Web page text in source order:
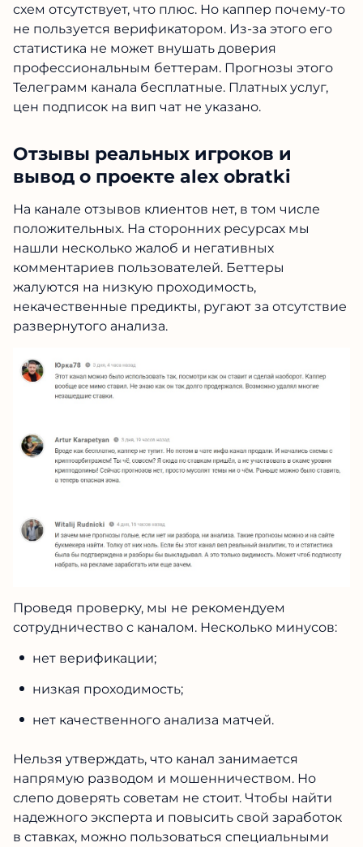
схем отсутствует, что плюс. Но каппер почему-то
не пользуется верификатором. Из-за этого его
статистика не может внушать доверия
профессиональным беттерам. Прогнозы этого
Телеграмм канала бесплатные. Платных услуг,
цен подписок на вип чат не указано.
Отзывы реальных игроков и
вывод о проекте alex obratki
На канале отзывов клиентов нет, в том числе
положительных. На сторонних ресурсах мы
нашли несколько жалоб и негативных
комментариев пользователей. Беттеры
жалуются на низкую проходимость,
некачественные предикты, ругают за отсутствие
развернутого анализа.
Проведя проверку, мы не рекомендуем
сотрудничество с каналом. Несколько минусов:
нет верификации;
низкая проходимость;
нет качественного анализа матчей.
Нельзя утверждать, что канал занимается
напрямую разводом и мошенничеством. Но
слепо доверять советам не стоит. Чтобы найти
надежного эксперта и повысить свой заработок
в ставках, можно пользоваться специальными